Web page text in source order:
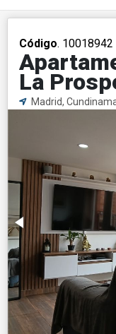
Código. 10018942
La
Madrid,